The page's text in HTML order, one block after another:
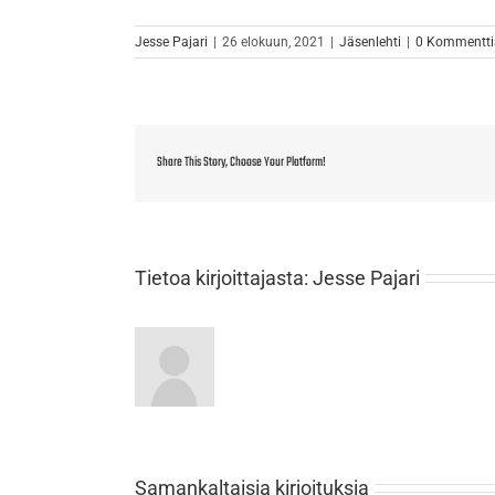
Jesse Pajari | 26 elokuun, 2021 | Jäsenlehti | 0
Share This Story, Choose Your Platform!
Tietoa kirjoittajasta: Jesse Pajari
Samankaltaisia kirjoituksia